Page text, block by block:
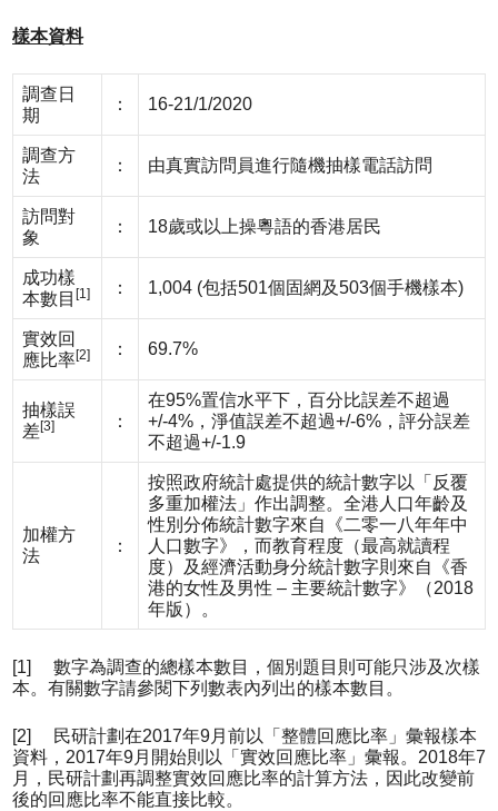
樣本資料
調查日
期
： 16-21/1/2020
調查方
法
： 由真實訪問員進行隨機抽樣電話訪問
訪問對
象
： 18歲或以上操粵語的香港居民
成功樣
本數目 [1] ： 1,004 (包括501個固網及503個手機樣本)
實效回
應比率[2] ： 69.7%
抽樣誤
差[3] ：
在95%置信水平下，百分比誤差不超過
+/-4%，淨值誤差不超過+/-6%，評分誤差
不超過+/-1.9
加權方
法
：
按照政府統計處提供的統計數字以「反覆
多重加權法」作出調整。全港人口年齡及
性別分佈統計數字來自《二零一八年年中
人口數字》，而教育程度（最高就讀程
度）及經濟活動身分統計數字則來自《香
港的女性及男性 – 主要統計數字》（2018
年版）。
[1] 數字為調查的總樣本數目，個別題目則可能只涉及次樣
本。有關數字請參閱下列數表內列出的樣本數目。
[2] 民研計劃在2017年9月前以「整體回應比率」彙報樣本
資料，2017年9月開始則以「實效回應比率」彙報。2018年7
月，民研計劃再調整實效回應比率的計算方法，因此改變前
後的回應比率不能直接比較。